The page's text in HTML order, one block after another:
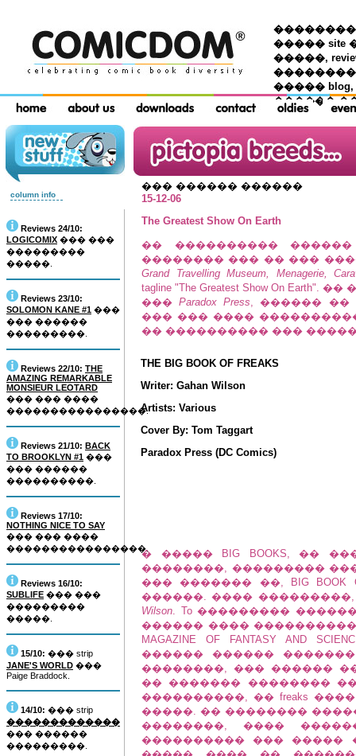
���������
����� site
�����,
����� blog,
������
column info
Reviews 24/10:
LOGICOMIX ��� ���
���������
�����.
Reviews 23/10:
SOLOMON KANE #1 ���
��� ������
���������.
Reviews 22/10: THE
AMAZING REMARKABLE
MONSIEUR LEOTARD
��� ��� ����
����������������.
Reviews 21/10: BACK
TO BROOKLYN #1 ���
��� ������
����������.
Reviews 17/10:
NOTHING NICE TO SAY
��� ��� ����
����������������.
Reviews 16/10:
SUBLIFE ��� ���
���������
�����.
15/10: ��� strip
JANE'S WORLD ���
Paige Braddock.
14/10: ��� strip
�������������
��� ������
���������.
��� ������ ������
15-12-06
The Greatest Show On Earth
�� ����������
�������� ��� �� ���
Grand Travelling Museum, Menagerie,
tagline "The Greatest Show On
���Paradox Press, ������ ��
��� ��� ����
�� ���������� ���
THE BIG BOOK OF FREAKS
Writer: Gahan Wilson
Artists: Various
Cover By: Tom Taggart
Paradox Press (DC Comics)
� ����� BIG BOOKS, ��
��������, ���������
��� ������� ��, BIG
������. ���� ���������,
Wilson. To ���������
������ ���� �����������
MAGAZINE OF FANTASY AND
������ ������
��������, ��� ������
�� ������� �������� ��
����������, �� freaks
�����. �� ��������
��������, ����
���������� ��� �����